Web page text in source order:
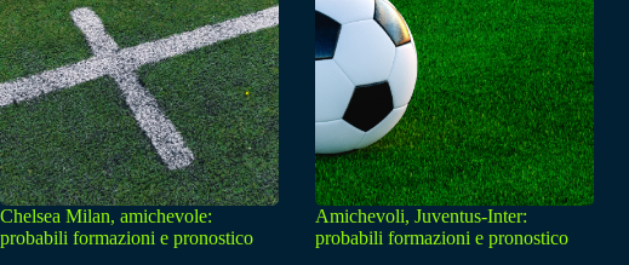
Chelsea Milan, amichevole:
probabili formazioni e pronostico
Amichevoli, Juventus-Inter:
probabili formazioni e pronostico